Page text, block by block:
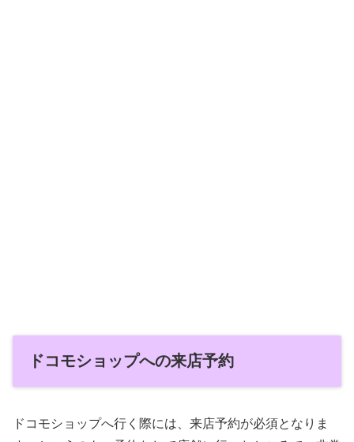
ドコモショップへの来店予約
ドコモショップへ行く際には、来店予約が必須となりま